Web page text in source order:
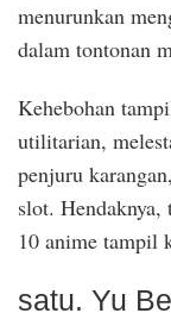
menurunkan
dalam tontonan
Kehebohan
utilitarian,
penjuru
slot.
10 anime tampil
satu. Yu